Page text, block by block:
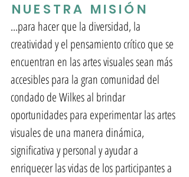
NUESTRA MISIÓN
...para hacer que la diversidad, la
creatividad y el pensamiento crítico que se
encuentran en las artes visuales sean más
accesibles para la gran comunidad del
condado de Wilkes al brindar
oportunidades para experimentar las artes
visuales de una manera dinámica,
significativa y personal y ayudar a
enriquecer las vidas de los participantes a